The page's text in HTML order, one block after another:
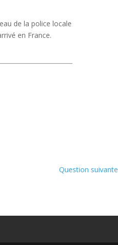
de la police locale
en France.
Question suivante